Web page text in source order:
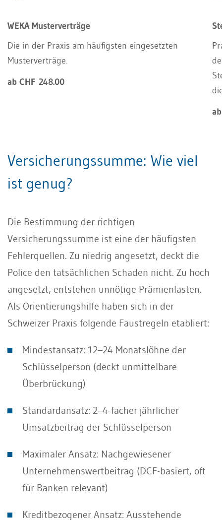
WEKA Musterverträge
Die in der Praxis am häufigsten eingesetzten
Musterverträge.
ab CHF 248.00
Versicherungssumme: Wie viel
ist genug?
Die Bestimmung der richtigen
Versicherungssumme ist eine der häufigsten
Fehlerquellen. Zu niedrig angesetzt, deckt die
Police den tatsächlichen Schaden nicht. Zu hoch
angesetzt, entstehen unnötige Prämienlasten.
Als Orientierungshilfe haben sich in der
Schweizer Praxis folgende Faustregeln etabliert:
Mindestansatz: 12–24 Monatslöhne der
Schlüsselperson (deckt unmittelbare
Überbrückung)
Standardansatz: 2–4-facher jährlicher
Umsatzbeitrag der Schlüsselperson
Maximaler Ansatz: Nachgewiesener
Unternehmenswertbeitrag (DCF-basiert, oft
für Banken relevant)
Kreditbezogener Ansatz: Ausstehende